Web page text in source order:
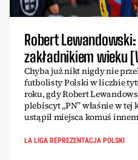
Robert
zakładnikiem wieku
Chyba już nikt nigdy nie
futbolisty Polski w liczbie
roku, gdy Robert
plebiscyt „PN” właśnie w
ustąpił miejsca komuś
LA LIGA REPREZENTACJA POLSKI